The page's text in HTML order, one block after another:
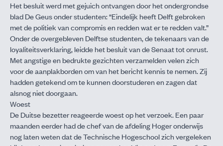
Het besluit werd met gejuich ontvangen door het ondergrondse
blad De Geus onder studenten: “Eindelijk heeft Delft gebroken
met de politiek van compromis en redden wat er te redden valt.”
Onder de overgebleven Delftse studenten, de tekenaars van de
loyaliteitsverklaring, leidde het besluit van de Senaat tot onrust.
Met angstige en bedrukte gezichten verzamelden velen zich
voor de aanplakborden om van het bericht kennis te nemen. Zij
hadden getekend om te kunnen doorstuderen en zagen dat
alsnog niet doorgaan.
Woest
De Duitse bezetter reageerde woest op het verzoek. Een paar
maanden eerder had de chef van de afdeling Hoger onderwijs
nog laten weten dat de Technische Hogeschool zich vergeleken